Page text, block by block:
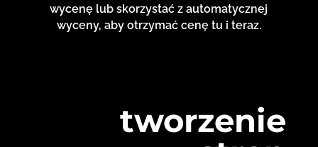
wycenę lub skorzystać z automatycznej
wyceny, aby otrzymać cenę tu i teraz.
tworzenie